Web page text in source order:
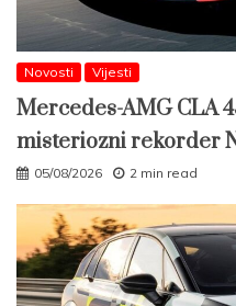
Novosti Vijesti
Mercedes-AMG CLA
misteriozni rekorder
05/08/2026 2 min read